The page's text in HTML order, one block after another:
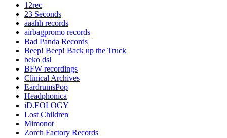
12rec
23 Seconds
aaahh records
airbagpromo records
Bad Panda Records
Beep! Beep! Back up the Truck
beko dsl
BFW recordings
Clinical Archives
EardrumsPop
Headphonica
iD.EOLOGY
Lost Children
Mimonot
Zorch Factory Records